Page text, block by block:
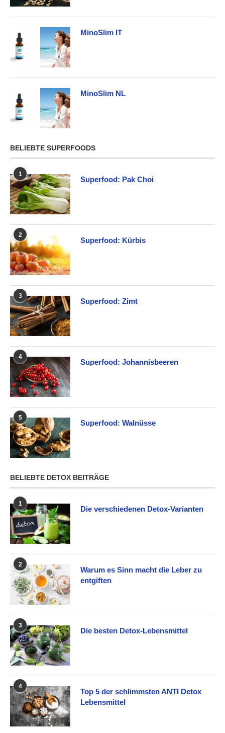
MinoSlim IT
MinoSlim NL
BELIEBTE SUPERFOODS
1
Superfood: Pak Choi
2
Superfood: Kürbis
3
Superfood: Zimt
4
Superfood: Johannisbeeren
5
Superfood: Walnüsse
BELIEBTE DETOX BEITRÄGE
1
Die verschiedenen Detox-Varianten
2
Warum es Sinn macht die Leber zu
entgiften
3
Die besten Detox-Lebensmittel
4
Top 5 der schlimmsten ANTI Detox
Lebensmittel